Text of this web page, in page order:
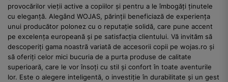
provocărilor vieții active a copiilor și pentru a le îmbogăți ținutele
cu eleganță. Alegând WOJAS, părinții beneficiază de experiența
unui producător polonez cu o reputație solidă, care pune accent
pe excelența europeană și pe satisfacția clientului. Vă invităm să
descoperiți gama noastră variată de accesorii copii pe wojas.ro și
să oferiți celor mici bucuria de a purta produse de calitate
superioară, care le vor însoți cu stil și confort în toate aventurile
lor. Este o alegere inteligentă, o investiție în durabilitate și un gest